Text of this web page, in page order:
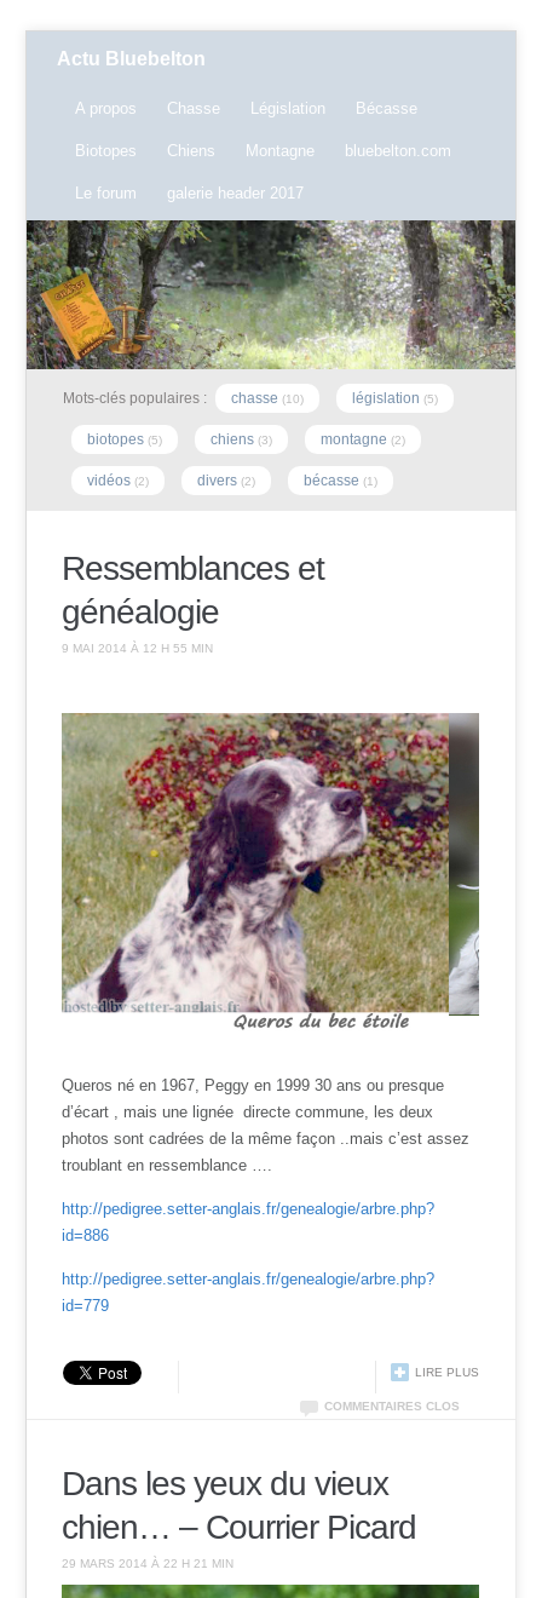
Actu Bluebelton
A propos Chasse Législation Bécasse
Biotopes Chiens Montagne bluebelton.com
Le forum galerie header 2017
Mots-clés populaires : chasse (10) législation (5)
biotopes (5) chiens (3) montagne (2)
vidéos (2) divers (2) bécasse (1)
Ressemblances et
généalogie
9 MAI 2014 À 12 H 55 MIN
Queros né en 1967, Peggy en 1999 30 ans ou presque
d’écart , mais une lignée directe commune, les deux
photos sont cadrées de la même façon ..mais c’est assez
troublant en ressemblance ….
http://pedigree.setter-anglais.fr/genealogie/arbre.php?
id=886
http://pedigree.setter-anglais.fr/genealogie/arbre.php?
id=779
LIRE PLUS
COMMENTAIRES CLOS
Dans les yeux du vieux
chien… – Courrier Picard
29 MARS 2014 À 22 H 21 MIN